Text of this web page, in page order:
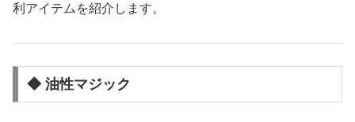
利アイテムを紹介します。
◆ 油性マジック